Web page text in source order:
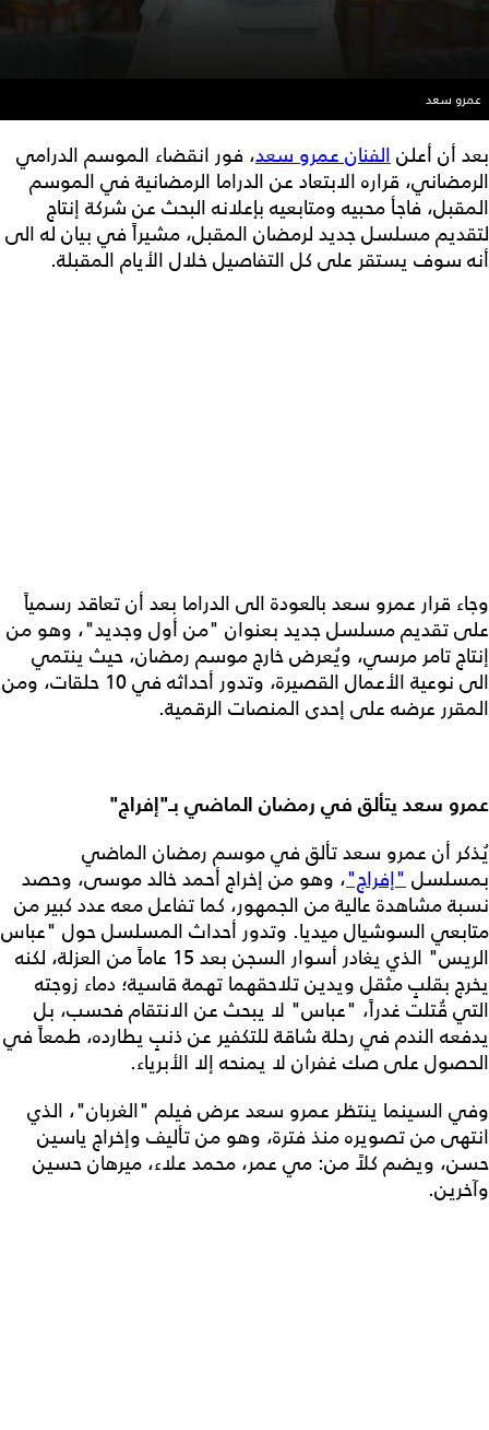
عمرو سعد
بعد أن أعلنالفنان عمرو سعد، فور انقضاء الموسم الدرامي
الرمضاني، قراره الابتعاد عن الدراما الرمضانية في الموسم
المقبل، فاجأ محبيه ومتابعيه بإعلانه البحث عن شركة إنتاج
لتقديم مسلسل جديد لرمضان المقبل، مشيراً في بيان له الى
أنه سوف يستقر على كل التفاصيل خلال الأيام المقبلة.
وجاء قرار عمرو سعد بالعودة الى الدراما بعد أن تعاقد رسمياً
على تقديم مسلسل جديد بعنوان "من أول وجديد"، وهو من
إنتاج تامر مرسي، ويُعرض خارج موسم رمضان، حيث ينتمي
الى نوعية الأعمال القصيرة، وتدور أحداثه في 10 حلقات، ومن
المقرر عرضه على إحدى المنصات الرقمية.
عمرو سعد يتألق في رمضان الماضي بـ"إفراج"
يُذكر أن عمرو سعد تألق في موسم رمضان الماضي
بمسلسل"إفراج"، وهو من إخراج أحمد خالد موسى، وحصد
نسبة مشاهدة عالية من الجمهور، كما تفاعل معه عدد كبير من
متابعي السوشيال ميديا. وتدور أحداث المسلسل حول "عباس
الريس" الذي يغادر أسوار السجن بعد 15 عاماً من العزلة، لكنه
يخرج بقلبٍ مثقل ويدين تلاحقهما تهمة قاسية؛ دماء زوجته
التي قُتلت غدراً، "عباس" لا يبحث عن الانتقام فحسب، بل
يدفعه الندم في رحلة شاقة للتكفير عن ذنبٍ يطارده، طمعاً في
الحصول على صك غفران لا يمنحه إلا الأبرياء.
وفي السينما ينتظر عمرو سعد عرض فيلم "الغربان"، الذي
انتهى من تصويره منذ فترة، وهو من تأليف وإخراج ياسين
حسن، ويضم كلاً من: مي عمر، محمد علاء، ميرهان حسين
وآخرين.